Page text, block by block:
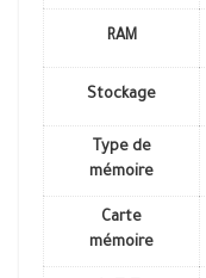
RAM
Stockage
Type de
mémoire
Carte
mémoire